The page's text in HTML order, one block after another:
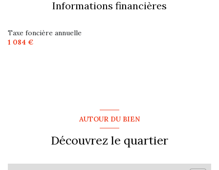
Informations financières
Taxe foncière annuelle
1 084 €
AUTOUR DU BIEN
Découvrez le quartier